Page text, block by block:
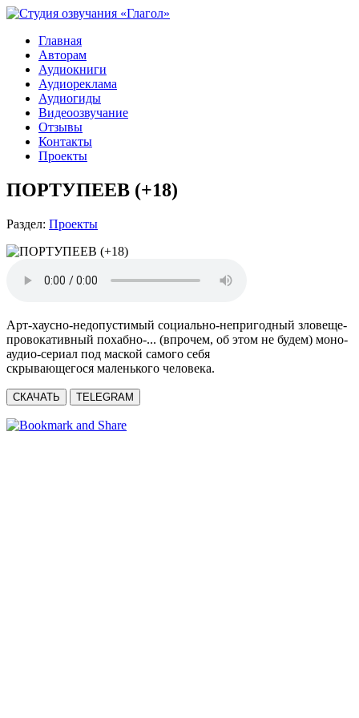
Главная
Авторам
Аудиокниги
Аудиореклама
Аудиогиды
Видеоозвучание
Отзывы
Контакты
Проекты
ПОРТУПЕЕВ (+18)
Раздел: Проекты
Арт-хаусно-недопустимый социально-непригодный зловеще-
провокативный похабно-... (впрочем, об этом не будем) моно-
аудио-сериал под маской самого себя
скрывающегося маленького человека.